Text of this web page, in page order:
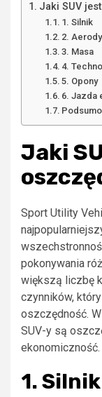
Jaki SUV
1. Silnik
2.
3. Masa
4.
5. Opony
6. Jazda
Jaki
Sport Utility
pokonywania
większą liczbę
czynników,
oszczędność.
SUV-y są
ekonomiczność.
1. Silnik